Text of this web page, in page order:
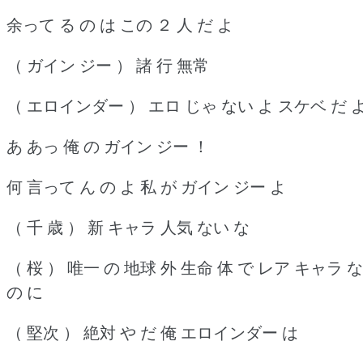
余って る の は この ２ 人 だ よ
（ ガイン ジー ） 諸 行 無常
（ エロインダー ） エロ じゃ ない よ スケベ だ
あ あっ 俺 の ガイン ジー ！
何 言って ん の よ 私 が ガイン ジー よ
（ 千 歳 ） 新 キャラ 人気 ない な
（ 桜 ） 唯一 の 地球 外 生命 体 で レア キャラ な
の に
（ 堅次 ） 絶対 や だ 俺 エロインダー は